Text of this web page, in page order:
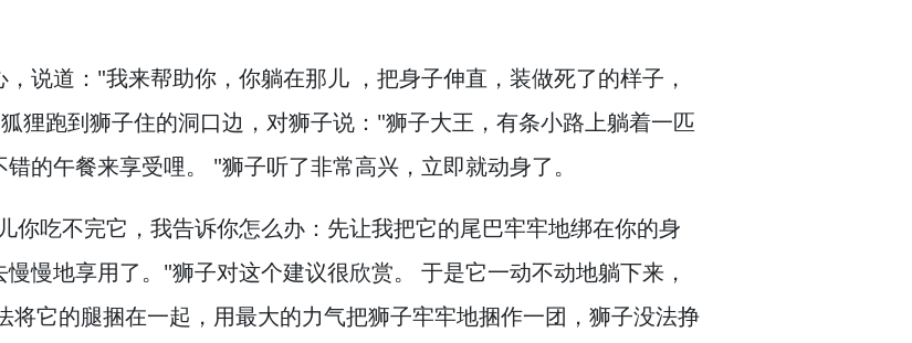
说道："我来帮助你， 你躺在那儿 ， 把身子伸直， 装做死了的样子，
狐狸跑到狮子住的洞口边， 对狮子说："狮子大王， 有条小路上躺着一匹
的午餐来享受哩。 "狮子听了非常高兴， 立即就动身了。
你吃不完它， 我告诉你怎么办：先让我把它的尾巴牢牢地绑在你的身
慢地享用了。 "狮子对这个建议很欣赏。
于是它一动不动地躺下来，
将它的腿捆在一起， 用最大的力气把狮子牢牢地捆作一团， 狮子没法挣